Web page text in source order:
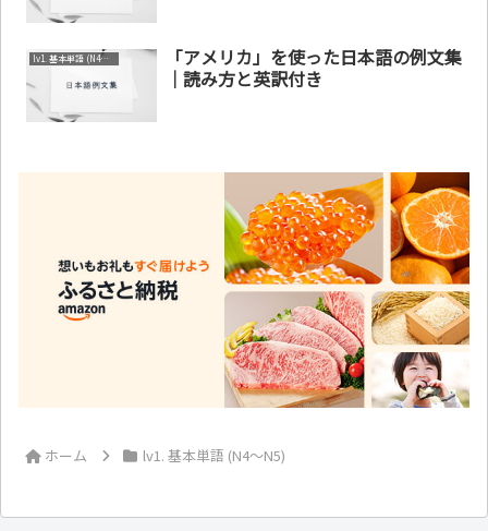
lv1. 基本単語 (N4～N5)
「アメリカ」を使った日本語の例文集
｜読み方と英訳付き
ホーム lv1. 基本単語 (N4～N5)